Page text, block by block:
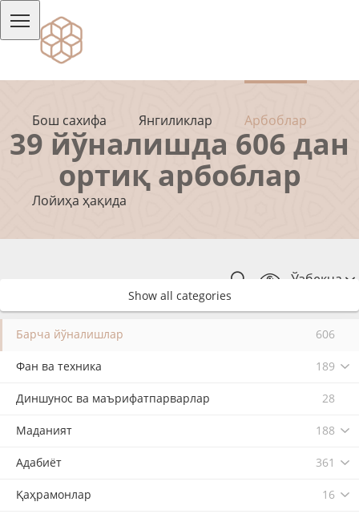
Бош сахифа Янгиликлар Арбоблар
Лойиҳа ҳақида
Ўзбекча
39 йўналишда 606 дан
ортиқ арбоблар
Show all categories
Барча йўналишлар 606
Фан ва техника 189
Диншунос ва маърифатпарварлар 28
Маданият 188
Адабиёт 361
Қаҳрамонлар 16